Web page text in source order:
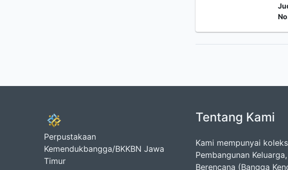
Perpustakaan
Kemendukbangga/BKKBN Jawa
Timur
Tentang Kami
Kami mempunyai
Pembangunan
Berencana (Bangga